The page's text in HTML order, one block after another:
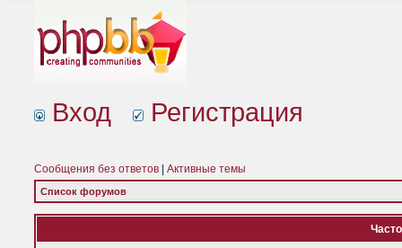
Вход Регистрация
Сообщения без ответов Активные темы
Список форумов